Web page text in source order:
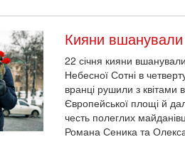
Кияни
22 січня кияни
Небесної Сотні в
вранці рушили з квітами
Європейської площі й
честь полеглих
Романа Сеника та